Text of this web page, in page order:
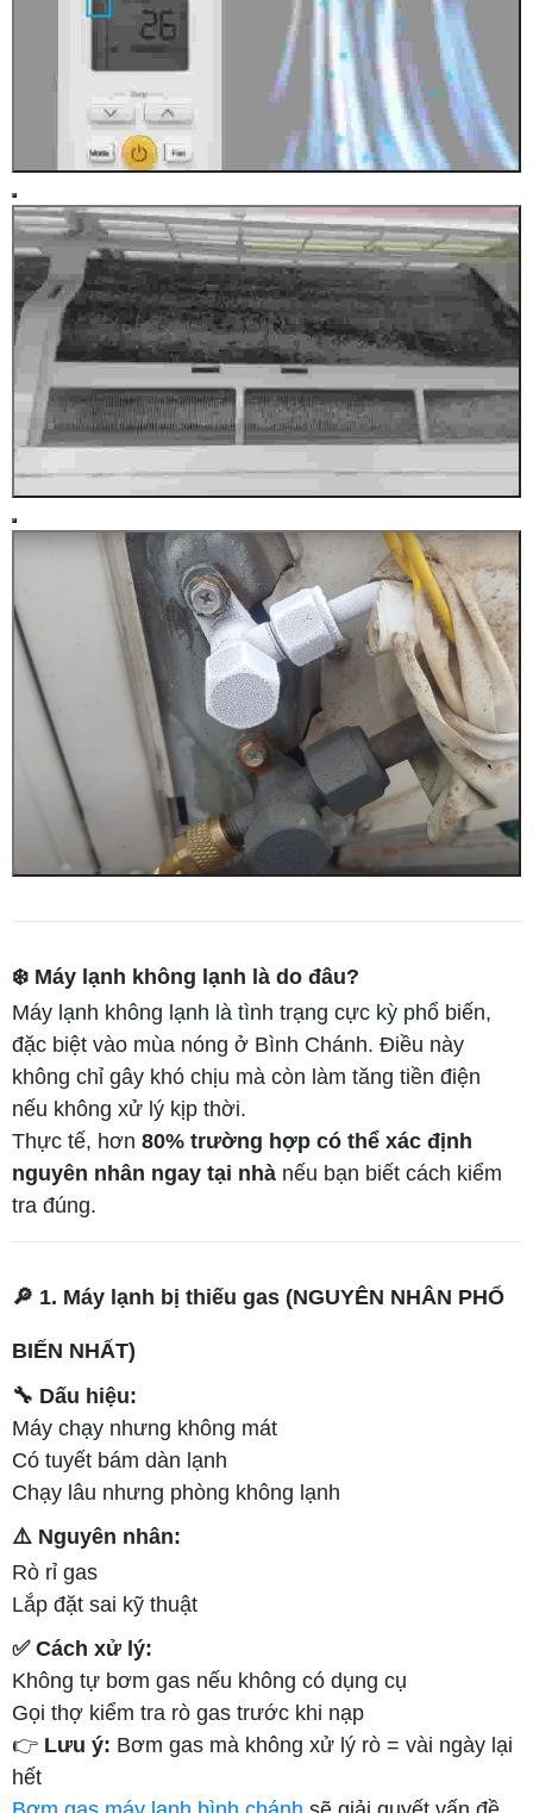
❄️ Máy lạnh không lạnh là do đâu?
Máy lạnh không lạnh là tình trạng cực kỳ phổ biến,
đặc biệt vào mùa nóng ở Bình Chánh. Điều này
không chỉ gây khó chịu mà còn làm tăng tiền điện
nếu không xử lý kịp thời.
Thực tế, hơn 80% trường hợp có thể xác định
nguyên nhân ngay tại nhà nếu bạn biết cách kiểm
tra đúng.
🔎 1. Máy lạnh bị thiếu gas (NGUYÊN NHÂN PHỔ
BIẾN NHẤT)
🔧 Dấu hiệu:
Máy chạy nhưng không mát
Có tuyết bám dàn lạnh
Chạy lâu nhưng phòng không lạnh
⚠️ Nguyên nhân:
Rò rỉ gas
Lắp đặt sai kỹ thuật
✅ Cách xử lý:
Không tự bơm gas nếu không có dụng cụ
Gọi thợ kiểm tra rò gas trước khi nạp
👉 Lưu ý: Bơm gas mà không xử lý rò = vài ngày lại
hết